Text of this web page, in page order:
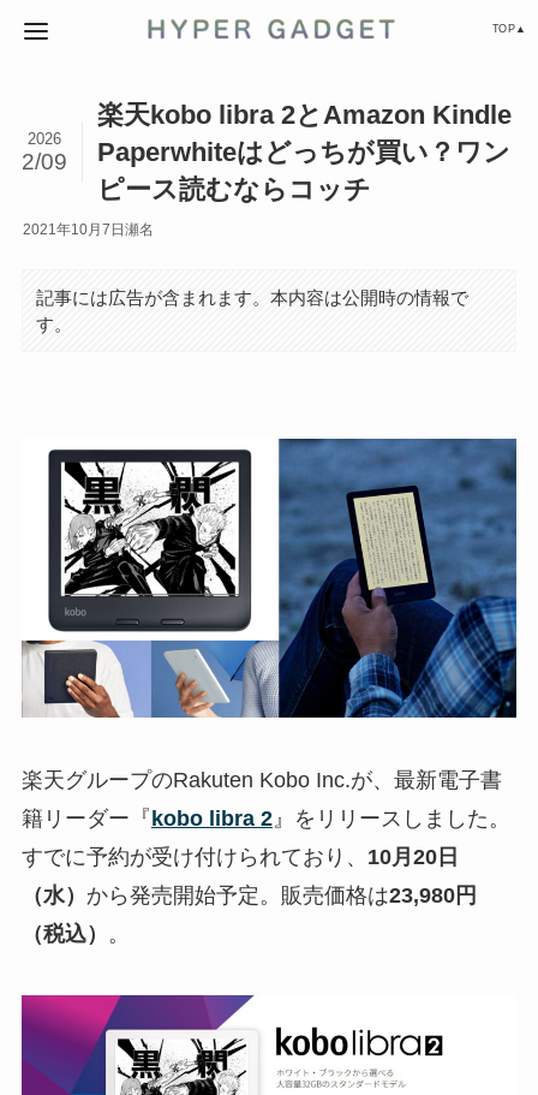
TOP▲
楽天kobo libra 2とAmazon Kindle
Paperwhiteはどっちが買い？ワン
ピース読むならコッチ
2026
2/09
2021年10月7日 瀬名
記事には広告が含まれます。本内容は公開時の情報で
す。
楽天グループのRakuten Kobo Inc.が、最新電子書
籍リーダー『kobo libra 2』をリリースしました。
すでに予約が受け付けられており、 10月20日
（水） から発売開始予定。販売価格は23,980円
（税込）
。